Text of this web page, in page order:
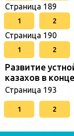
Страница 189
1 2
Страница 190
1 2
Развитие
казахов в
Страница 193
1 2